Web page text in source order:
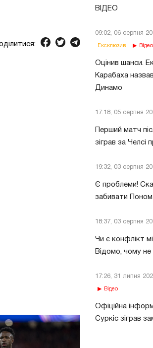
ВІДЕО
09:02, 06 серпня
Ексклюзив Відео
Оцінив шанси.
Карабаха
Динамо
17:18, 05 серпня
Перший матч
зіграв за
19:32, 03 серпня
Є проблеми!
забивати
18:37, 03 серпня
Чи є конфлікт
Відомо, чому не
17:26, 31 липня
Відео
Офіційна
Суркіс зіграв